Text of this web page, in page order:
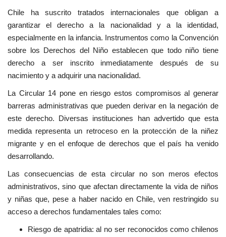
Chile ha suscrito tratados internacionales que obligan a
garantizar el derecho a la nacionalidad y a la identidad,
especialmente en la infancia. Instrumentos como la Convención
sobre los Derechos del Niño establecen que todo niño tiene
derecho a ser inscrito inmediatamente después de su
nacimiento y a adquirir una nacionalidad.
La Circular 14 pone en riesgo estos compromisos al generar
barreras administrativas que pueden derivar en la negación de
este derecho. Diversas instituciones han advertido que esta
medida representa un retroceso en la protección de la niñez
migrante y en el enfoque de derechos que el país ha venido
desarrollando.
Las consecuencias de esta circular no son meros efectos
administrativos, sino que afectan directamente la vida de niños
y niñas que, pese a haber nacido en Chile, ven restringido su
acceso a derechos fundamentales tales como:
Riesgo de apatridia: al no ser reconocidos como chilenos